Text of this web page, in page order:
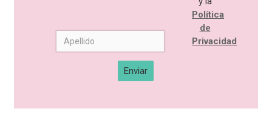
Política
de
Privacidad